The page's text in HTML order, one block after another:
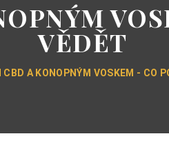
VĚDĚT
CBD A KONOPNÝM VOSKEM - CO